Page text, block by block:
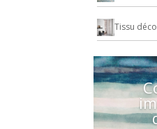
Tissu déco